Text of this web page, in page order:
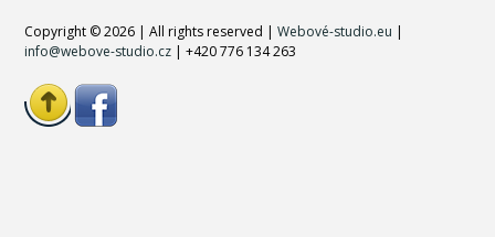
Copyright © 2026 | All rights reserved |Webové-studio.eu |
info@webove-studio.cz | +420 776 134 263